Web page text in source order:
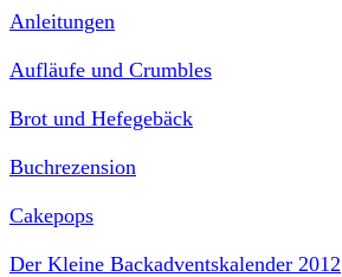
Anleitungen
Aufläufe und Crumbles
Brot und Hefegebäck
Buchrezension
Cakepops
Der Kleine Backadventskalender 2012